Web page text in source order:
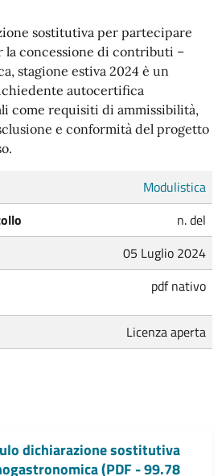
sostitutiva per partecipare
la concessione di contributi –
stagione estiva 2024 è un
autocertifica
come requisiti di ammissibilità,
e conformità del progetto
Modulistica
n. del
05 Luglio 2024
pdf nativo
Licenza aperta
dichiarazione sostitutiva
(PDF - 99.78